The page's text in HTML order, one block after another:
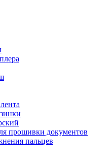
прошивки документов
пальцев